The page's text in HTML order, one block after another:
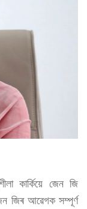
কাৰ্কিয়ে জেন জি
জিৰ আৱেগক সম্পূৰ্ণ